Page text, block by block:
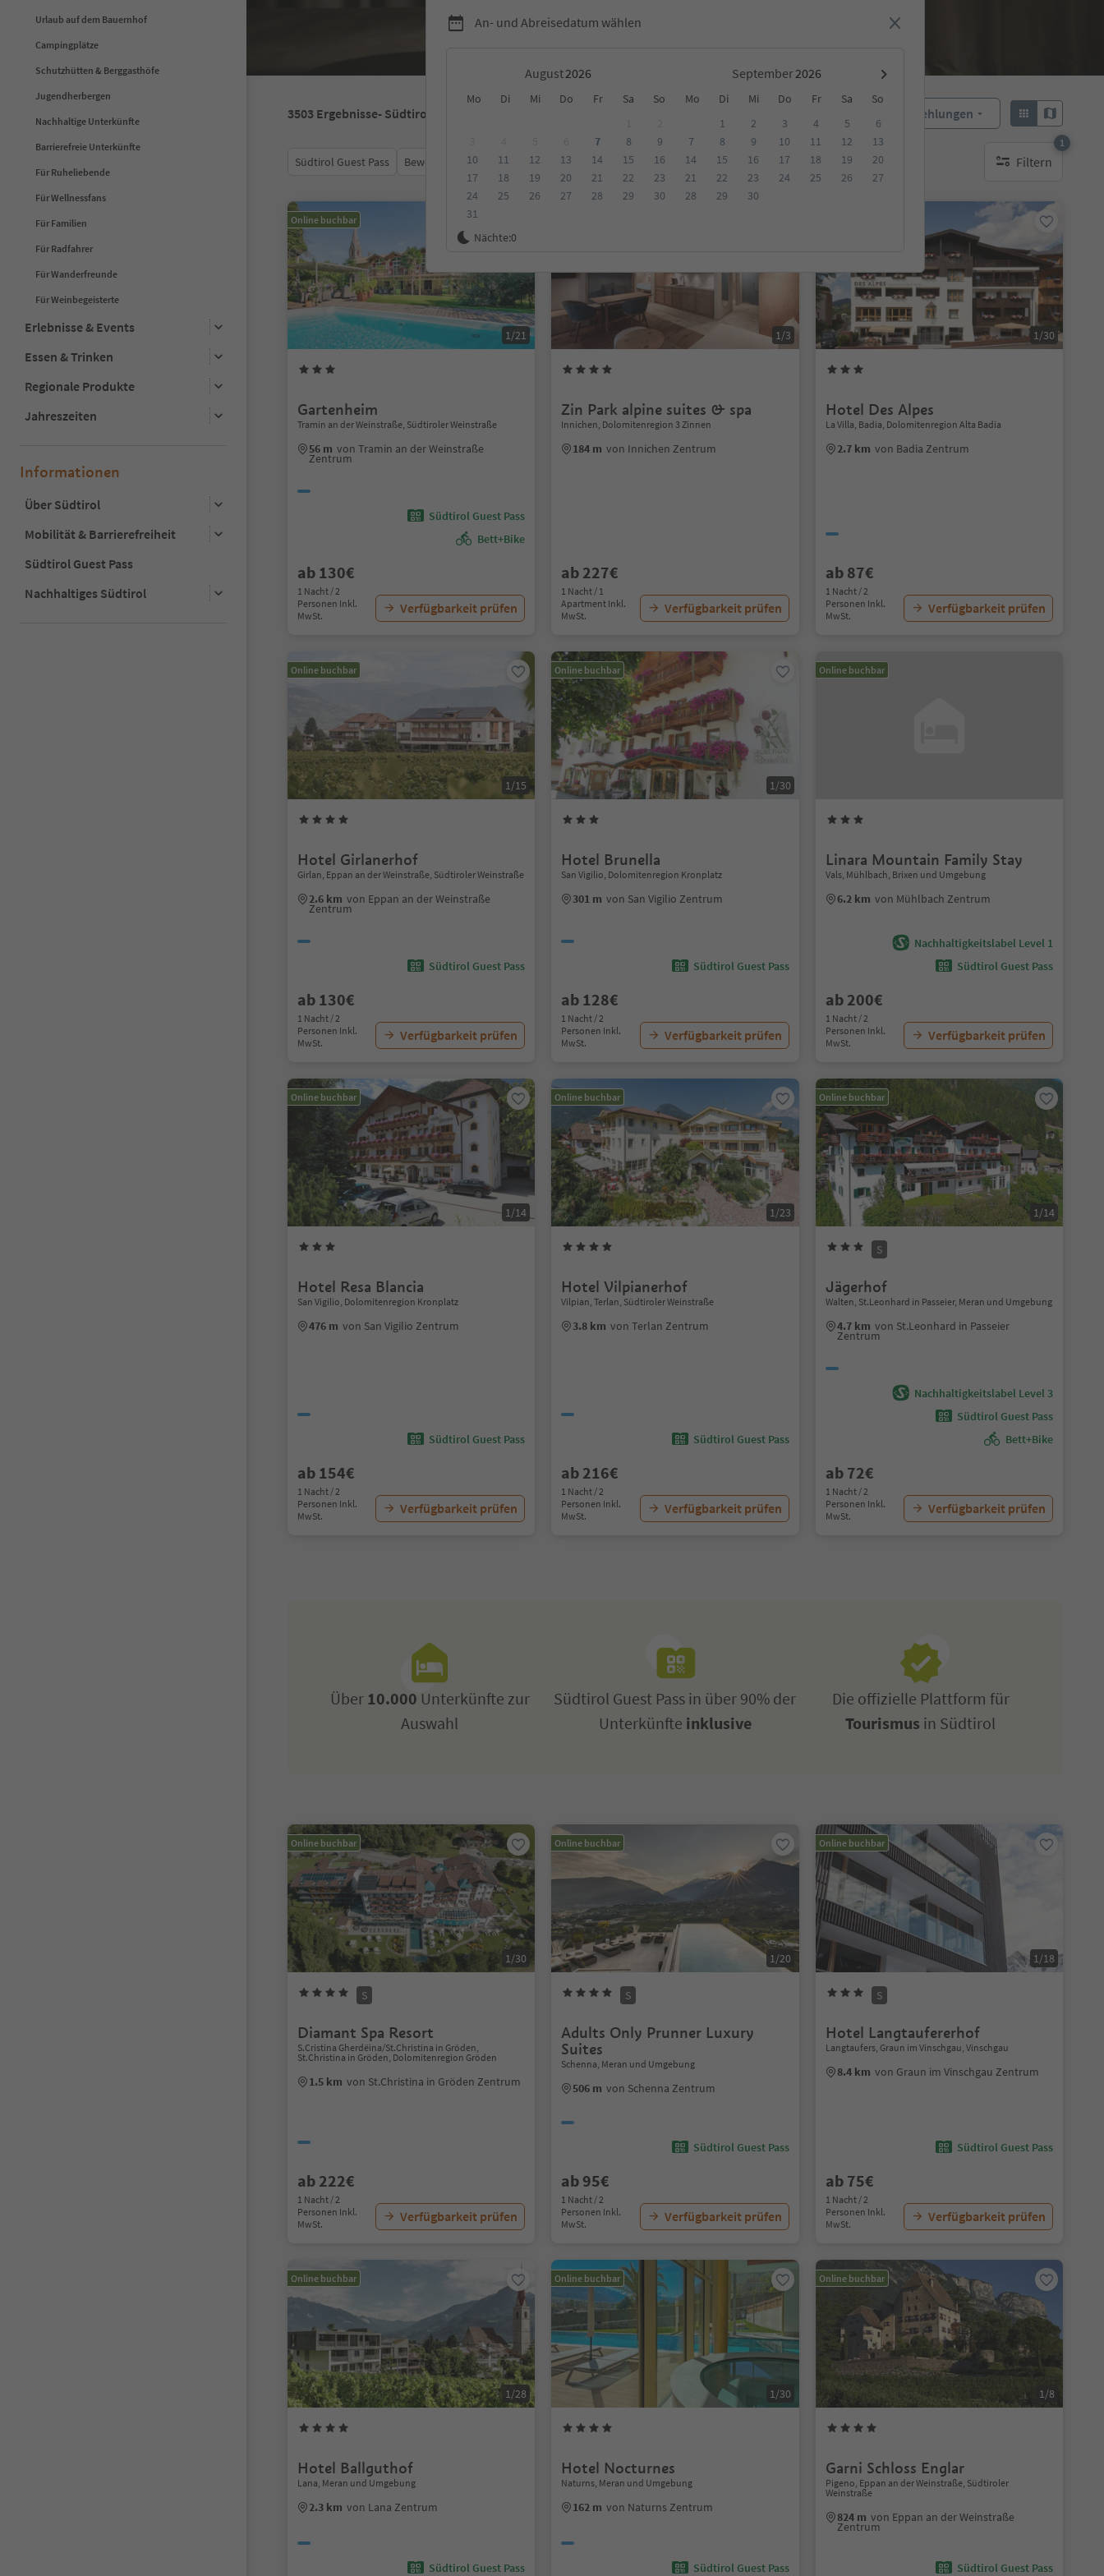
Urlaub auf dem Bauernhof
Campingplätze
Schutzhütten & Berggasthöfe
Jugendherbergen
Nachhaltige Unterkünfte
Barrierefreie Unterkünfte
Für Ruheliebende
Für Wellnessfans
Für Familien
Für Radfahrer
Für Wanderfreunde
Für Weinbegeisterte
Erlebnisse & Events
Essen & Trinken
Regionale Produkte
Jahreszeiten
Informationen
Über Südtirol
Mobilität & Barrierefreiheit
Südtirol Guest Pass
Nachhaltiges Südtirol
An- und Abreisedatum wählen
August September
Mo Di Mi Do Fr Sa So Mo Di Mi Do Fr Sa
So
7 8
9
10
11 12 13 14 15
16
17
18 19 20 21 22
23
24
25 26 27 28 29
30
31
1 2 3 4 5
6
7
8 9 10 11 12
13
14
15 16 17 18 19
20
21
22 23 24 25 26
27
28
29 30
Nächte:0
3503 Ergebnisse- Südtirol Empfehlungen
Südtirol Guest Pass Bewertungen Kategorie Verpflegungsart Nachhaltige Unterkunft Filtern
1
1 aktiver Filter
Online buchbar
1/21
Gartenheim
Tramin an der Weinstraße, Südtiroler Weinstraße
56 m von Tramin an der Weinstraße
Zentrum
Südtirol Guest Pass
Bett+Bike
ab 130€
1 Nacht / 2
Personen Inkl.
MwSt.
Verfügbarkeit prüfen
1/3
Zin Park alpine suites & spa
Innichen, Dolomitenregion 3 Zinnen
184 m von Innichen Zentrum
ab 227€
1 Nacht / 1
Apartment Inkl.
MwSt.
Verfügbarkeit prüfen
1/30
Hotel Des Alpes
La Villa, Badia, Dolomitenregion Alta Badia
2.7 km von Badia Zentrum
ab 87€
1 Nacht / 2
Personen Inkl.
MwSt.
Verfügbarkeit prüfen
Online buchbar
1/15
Hotel Girlanerhof
Girlan, Eppan an der Weinstraße, Südtiroler Weinstraße
2.6 km von Eppan an der Weinstraße
Zentrum
Südtirol Guest Pass
ab 130€
1 Nacht / 2
Personen Inkl.
MwSt.
Verfügbarkeit prüfen
Online buchbar
1/30
Hotel Brunella
San Vigilio, Dolomitenregion Kronplatz
301 m von San Vigilio Zentrum
Südtirol Guest Pass
ab 128€
1 Nacht / 2
Personen Inkl.
MwSt.
Verfügbarkeit prüfen
Online buchbar
Linara Mountain Family Stay
Vals, Mühlbach, Brixen und Umgebung
6.2 km von Mühlbach Zentrum
Nachhaltigkeitslabel Level 1
Südtirol Guest Pass
ab 200€
1 Nacht / 2
Personen Inkl.
MwSt.
Verfügbarkeit prüfen
Online buchbar
1/14
Hotel Resa Blancia
San Vigilio, Dolomitenregion Kronplatz
476 m von San Vigilio Zentrum
Südtirol Guest Pass
ab 154€
1 Nacht / 2
Personen Inkl.
MwSt.
Verfügbarkeit prüfen
Online buchbar
1/23
Hotel Vilpianerhof
Vilpian, Terlan, Südtiroler Weinstraße
3.8 km von Terlan Zentrum
Südtirol Guest Pass
ab 216€
1 Nacht / 2
Personen Inkl.
MwSt.
Verfügbarkeit prüfen
Online buchbar
1/14
S
Jägerhof
Walten, St.Leonhard in Passeier, Meran und Umgebung
4.7 km von St.Leonhard in Passeier
Zentrum
Nachhaltigkeitslabel Level 3
Südtirol Guest Pass
Bett+Bike
ab 72€
1 Nacht / 2
Personen Inkl.
MwSt.
Verfügbarkeit prüfen
Über10.000 Unterkünfte zur
Auswahl
Südtirol Guest Pass in über 90% der
Unterkünfte inklusive
Die offizielle Plattform für
Tourismus in Südtirol
Online buchbar
1/30
S
Diamant Spa Resort
S.Cristina Gherdëina/St.Christina in Gröden,
St.Christina in Gröden, Dolomitenregion Gröden
1.5 km von St.Christina in Gröden Zentrum
ab 222€
1 Nacht / 2
Personen Inkl.
MwSt.
Verfügbarkeit prüfen
Online buchbar
1/20
S
Adults Only Prunner Luxury
Suites
Schenna, Meran und Umgebung
506 m von Schenna Zentrum
Südtirol Guest Pass
ab 95€
1 Nacht / 2
Personen Inkl.
MwSt.
Verfügbarkeit prüfen
Online buchbar
1/18
S
Hotel Langtaufererhof
Langtaufers, Graun im Vinschgau, Vinschgau
8.4 km von Graun im Vinschgau Zentrum
Südtirol Guest Pass
ab 75€
1 Nacht / 2
Personen Inkl.
MwSt.
Verfügbarkeit prüfen
Online buchbar
1/28
Hotel Ballguthof
Lana, Meran und Umgebung
2.3 km von Lana Zentrum
Südtirol Guest Pass
Online buchbar
1/30
Hotel Nocturnes
Naturns, Meran und Umgebung
162 m von Naturns Zentrum
Südtirol Guest Pass
Online buchbar
1/8
Garni Schloss Englar
Pigeno, Eppan an der Weinstraße, Südtiroler
Weinstraße
824 m von Eppan an der Weinstraße
Zentrum
Südtirol Guest Pass